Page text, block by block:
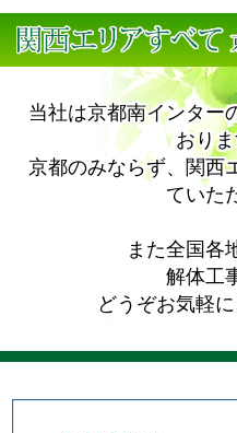
当社は京都南インター
おり
京都のみならず、関西
ていた
また全国各
解体工
どうぞお気軽